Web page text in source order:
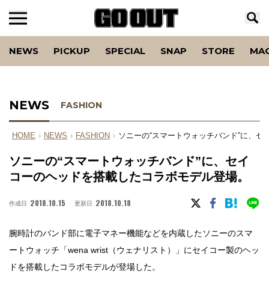
NEWS PICKUP SPECIAL SNAP STORE
NEWS FASHION
HOME › NEWS › FASHION › ソニーの“スマートウォッチバンド”に、
ソニーの“スマートウォッチバンド”に、セイ
コーのヘッドを搭載したコラボモデル登場。
作成日 2018.10.15 更新日 2018.10.18
腕時計のバンド部に電子マネー機能などを内蔵したソニーのスマ
ートウォッチ「wena wrist（ウェナリスト）」にセイコー製のヘッ
ドを搭載したコラボモデルが登場した。